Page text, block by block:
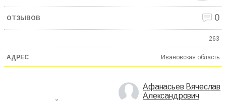
0
263
Ивановская область
Афанасьев Вячеслав
Александрович